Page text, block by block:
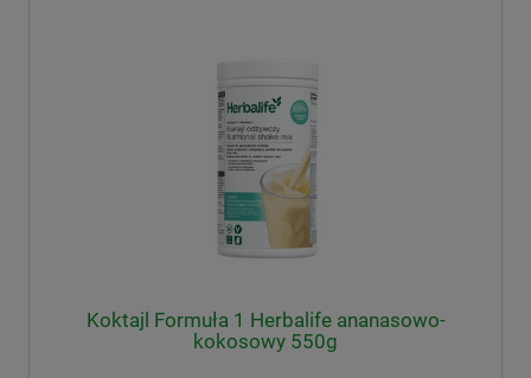
Koktajl Formuła 1 Herbalife ananasowo-
kokosowy 550g